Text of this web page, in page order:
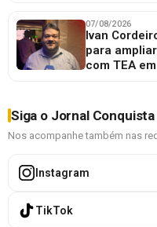
07/08/2026
Ivan
para
com TEA
Siga o Jornal
Nos acompanhe também nas
Instagram
TikTok